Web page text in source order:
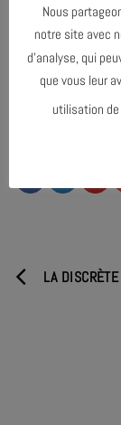
Pour les
le site Weezevent
PARTAGER
LA
Nous
notre site avec
d’analyse, qui
que vous leur
utilisation